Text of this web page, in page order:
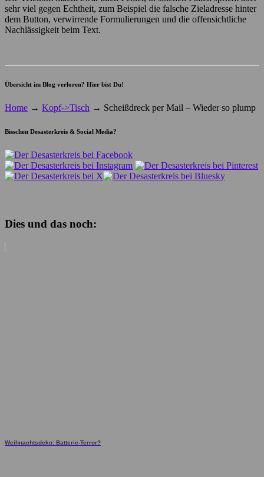
sehr viel gegen Echtheit, zum Beispiel die falsche Zieladresse hinter
dem Button, verwirrende Formulierungen und die offensichtliche
Nachlässigkeit beim Text.
Übersicht im Blog verloren? Hier bist Du!
Home → Kopf->Tisch → Scheißdreck per Mail – Wieder so plump
Bisschen Desasterkreis & Social Media?
Dies und das noch:
Weihnachtsdeko: Batterie-Terror?